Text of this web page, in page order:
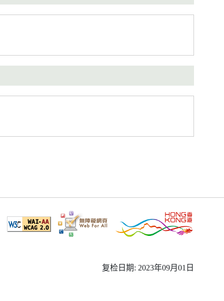
复检日期: 2023年09月01日